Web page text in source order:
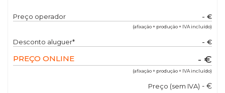
Preço operador - €
(afixação + produção + IVA incluído)
Desconto aluguer* - €
PREÇO ONLINE - €
(afixação + produção + IVA incluído)
Preço (sem IVA) - €